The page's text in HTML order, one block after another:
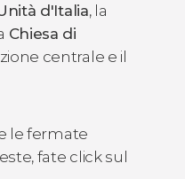
d'Italia, la
Chiesa di
centrale e il
le fermate
fate click sul